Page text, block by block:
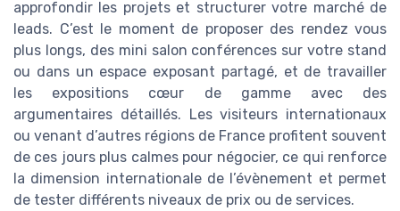
approfondir les projets et structurer votre marché de
leads. C’est le moment de proposer des rendez vous
plus longs, des mini salon conférences sur votre stand
ou dans un espace exposant partagé, et de travailler
les expositions cœur de gamme avec des
argumentaires détaillés. Les visiteurs internationaux
ou venant d’autres régions de France profitent souvent
de ces jours plus calmes pour négocier, ce qui renforce
la dimension internationale de l’évènement et permet
de tester différents niveaux de prix ou de services.